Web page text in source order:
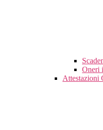
Oneri
Attestazioni